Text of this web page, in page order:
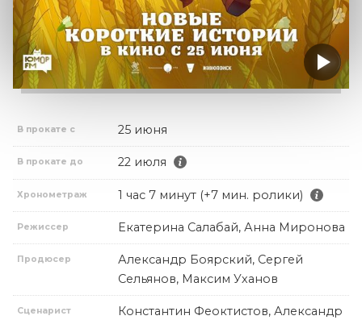
В прокате с 25 июня
В прокате до 22 июля
Хронометраж 1 час 7 минут (+7 мин. ролики)
Режиссер Екатерина Салабай, Анна Миронова
Продюсер
Александр Боярский, Сергей
Сельянов, Максим Уханов
Сценарист
Константин Феоктистов, Александр